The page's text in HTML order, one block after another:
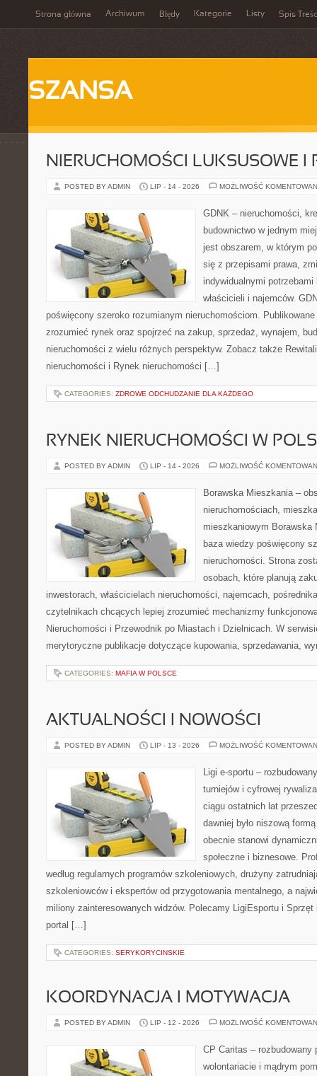
Strona główna Archiwum Błędy Kategorie Listy Spis
SZANSA
NIERUCHOMOŚCI LUKSUSOWE I
POSTED BY ADMIN LIP - 14 - 2026 MOŻLIWOŚĆ
GDNK – nieruchomości,
budownictwo w jednym
jest obszarem, w którym
się z przepisami prawa,
indywidualnymi
właścicieli i najemców.
poświęcony szeroko rozumianym nieruchomościom. Publikowane
zrozumieć rynek oraz spojrzeć na zakup, sprzedaż, wynajem,
nieruchomości z wielu różnych perspektyw. Zobacz także
nieruchomości i Rynek nieruchomości […]
CATEGORIES: ZDROWE ODCHUDZANIE DLA KAŻDEGO
RYNEK NIERUCHOMOŚCI W
POSTED BY ADMIN LIP - 14 - 2026 MOŻLIWOŚĆ
Borawska Mieszkania –
nieruchomościach,
mieszkaniowym Borawska
baza wiedzy poświęcony
nieruchomości. Strona
osobach, które planują
inwestorach, właścicielach nieruchomości, najemcach,
czytelnikach chcących lepiej zrozumieć mechanizmy
Nieruchomości i Przewodnik po Miastach i Dzielnicach. W
merytoryczne publikacje dotyczące kupowania, sprzedawania,
CATEGORIES: MAFIA W POLSCE
AKTUALNOŚCI I NOWOŚCI
POSTED BY ADMIN LIP - 13 - 2026 MOŻLIWOŚĆ
Ligi e-sportu –
turniejów i cyfrowej
ciągu ostatnich lat
dawniej było niszową
obecnie stanowi
społeczne i biznesowe.
według regularnych programów szkoleniowych, drużyny
szkoleniowców i ekspertów od przygotowania mentalnego, a
miliony zainteresowanych widzów. Polecamy LigiEsportu i
portal […]
CATEGORIES: SERYKORYCINSKIE
KOORDYNACJA I MOTYWACJA
POSTED BY ADMIN LIP - 12 - 2026 MOŻLIWOŚĆ
CP Caritas – rozbudowany
wolontariacie i mądrym